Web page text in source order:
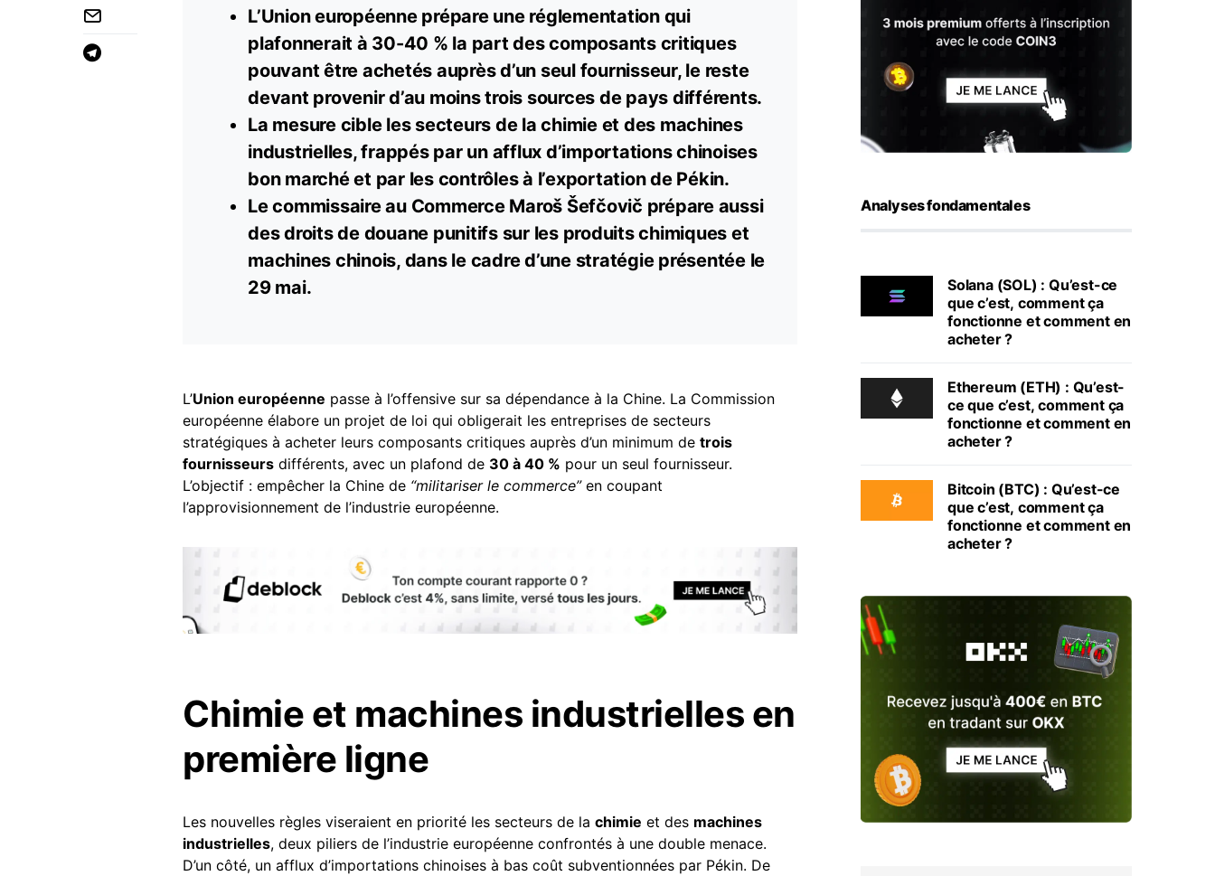
L’Union européenne prépare une réglementation qui
plafonnerait à 30-40 % la part des composants critiques
pouvant être achetés auprès d’un seul fournisseur, le reste
devant provenir d’au moins trois sources de pays différents.
La mesure cible les secteurs de la chimie et des machines
industrielles, frappés par un afflux d’importations chinoises
bon marché et par les contrôles à l’exportation de Pékin.
Le commissaire au Commerce Maroš Šefčovič prépare aussi
des droits de douane punitifs sur les produits chimiques et
machines chinois, dans le cadre d’une stratégie présentée le
29 mai.
L’Union européenne passe à l’offensive sur sa dépendance à la Chine. La Commission
européenne élabore un projet de loi qui obligerait les entreprises de secteurs
stratégiques à acheter leurs composants critiques auprès d’un minimum de trois
fournisseurs différents, avec un plafond de 30 à 40 % pour un seul fournisseur.
L’objectif : empêcher la Chine de “militariser le commerce”en coupant
l’approvisionnement de l’industrie européenne.
Chimie et machines industrielles en
première ligne
Les nouvelles règles viseraient en priorité les secteurs de la chimie et des machines
industrielles, deux piliers de l’industrie européenne confrontés à une double menace.
D’un côté, un afflux d’importations chinoises à bas coût subventionnées par Pékin. De
Analyses fondamentales
Solana (SOL) : Qu’est-ce
que c’est, comment ça
fonctionne et comment en
acheter ?
Ethereum (ETH) : Qu’est-
ce que c’est, comment ça
fonctionne et comment en
acheter ?
Bitcoin (BTC) : Qu’est-ce
que c’est, comment ça
fonctionne et comment en
acheter ?